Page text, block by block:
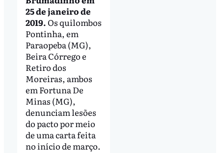
25 de janeiro de
2019.Os quilombos
Pontinha, em
Paraopeba (MG),
Beira Córrego e
Retiro dos
Moreiras, ambos
em Fortuna De
Minas (MG),
denunciam lesões
do pacto por meio
de uma carta feita
no início de março.